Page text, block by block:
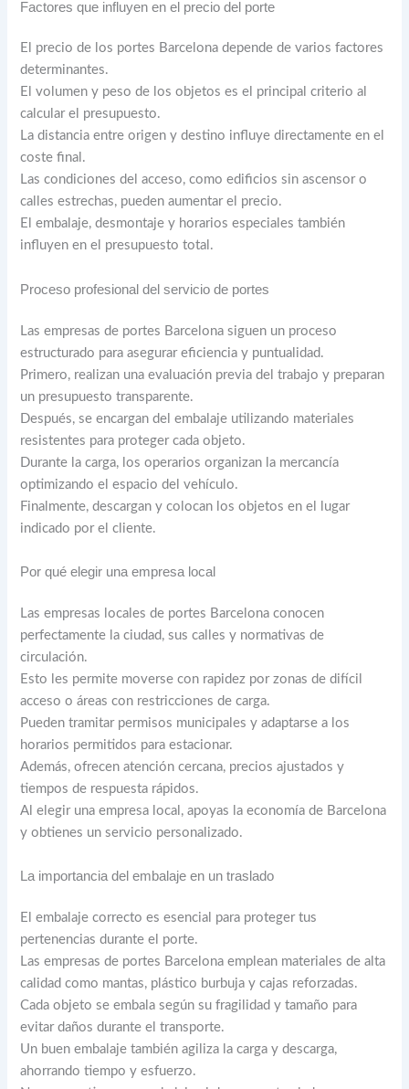
Factores que influyen en el precio del porte
El precio de los portes Barcelona depende de varios factores
determinantes.
El volumen y peso de los objetos es el principal criterio al
calcular el presupuesto.
La distancia entre origen y destino influye directamente en el
coste final.
Las condiciones del acceso, como edificios sin ascensor o
calles estrechas, pueden aumentar el precio.
El embalaje, desmontaje y horarios especiales también
influyen en el presupuesto total.
Proceso profesional del servicio de portes
Las empresas de portes Barcelona siguen un proceso
estructurado para asegurar eficiencia y puntualidad.
Primero, realizan una evaluación previa del trabajo y preparan
un presupuesto transparente.
Después, se encargan del embalaje utilizando materiales
resistentes para proteger cada objeto.
Durante la carga, los operarios organizan la mercancía
optimizando el espacio del vehículo.
Finalmente, descargan y colocan los objetos en el lugar
indicado por el cliente.
Por qué elegir una empresa local
Las empresas locales de portes Barcelona conocen
perfectamente la ciudad, sus calles y normativas de
circulación.
Esto les permite moverse con rapidez por zonas de difícil
acceso o áreas con restricciones de carga.
Pueden tramitar permisos municipales y adaptarse a los
horarios permitidos para estacionar.
Además, ofrecen atención cercana, precios ajustados y
tiempos de respuesta rápidos.
Al elegir una empresa local, apoyas la economía de Barcelona
y obtienes un servicio personalizado.
La importancia del embalaje en un traslado
El embalaje correcto es esencial para proteger tus
pertenencias durante el porte.
Las empresas de portes Barcelona emplean materiales de alta
calidad como mantas, plástico burbuja y cajas reforzadas.
Cada objeto se embala según su fragilidad y tamaño para
evitar daños durante el transporte.
Un buen embalaje también agiliza la carga y descarga,
ahorrando tiempo y esfuerzo.